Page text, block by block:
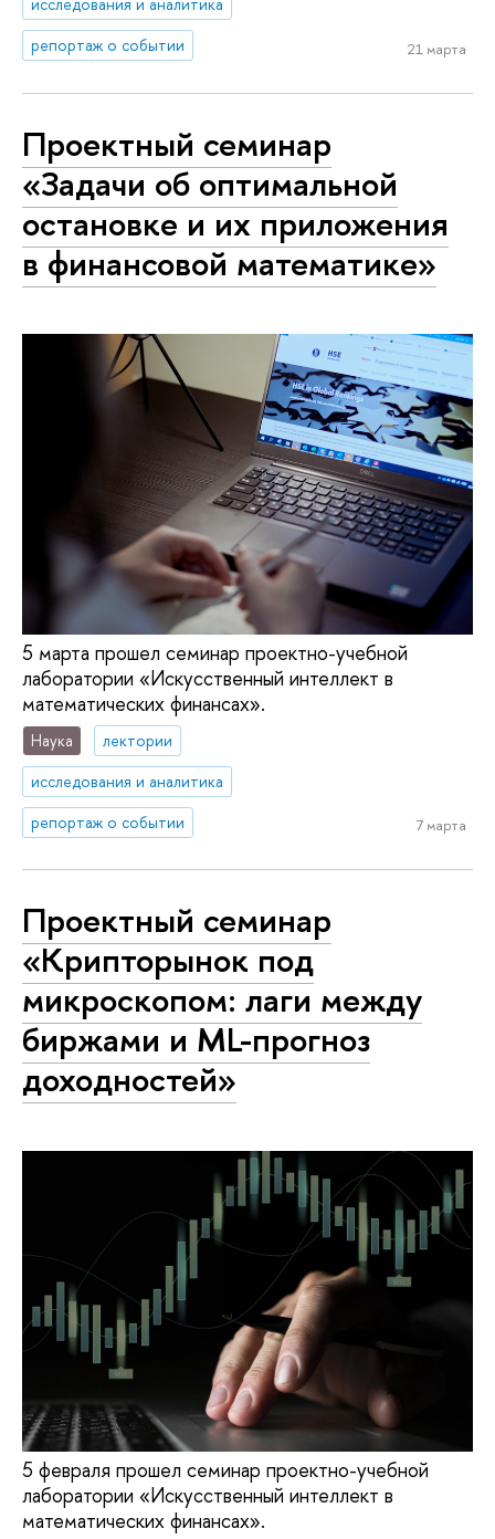
репортаж о событии
21 марта
Проектный семинар
«Задачи об оптимальной
остановке и их приложения
в финансовой математике»
5 марта прошел семинар проектно-учебной
лаборатории «Искусственный интеллект в
математических финансах».
Наука
лектории
исследования и аналитика
репортаж о событии
7 марта
Проектный семинар
«Крипторынок под
микроскопом: лаги между
биржами и ML-прогноз
доходностей»
5 февраля прошел семинар проектно-учебной
лаборатории «Искусственный интеллект в
математических финансах».